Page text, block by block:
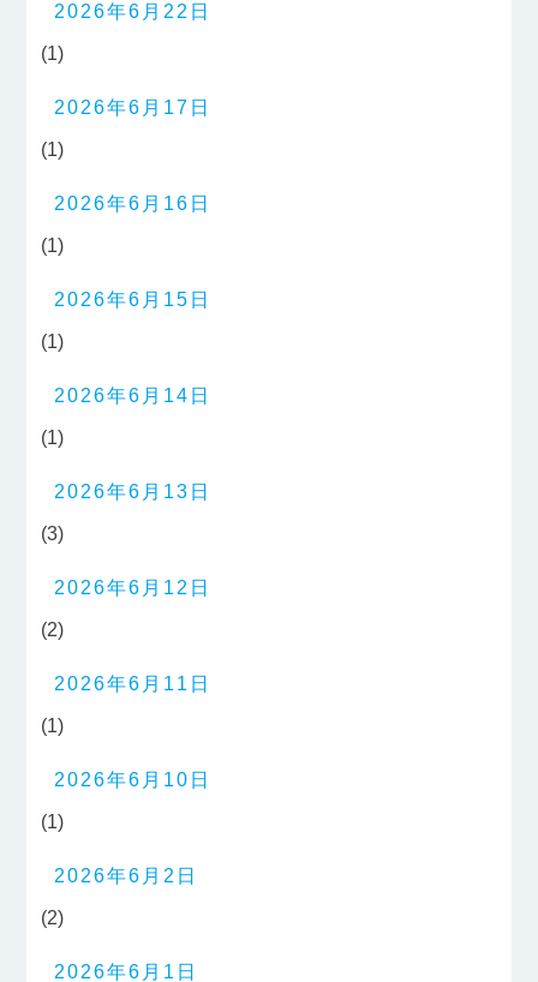
2026年6月22日
(1)
2026年6月17日
(1)
2026年6月16日
(1)
2026年6月15日
(1)
2026年6月14日
(1)
2026年6月13日
(3)
2026年6月12日
(2)
2026年6月11日
(1)
2026年6月10日
(1)
2026年6月2日
(2)
2026年6月1日